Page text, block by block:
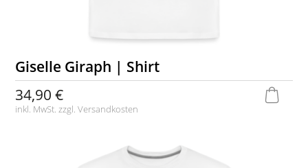
Giselle Giraph | Shirt
34,90 €
inkl. MwSt. zzgl.Versandkosten